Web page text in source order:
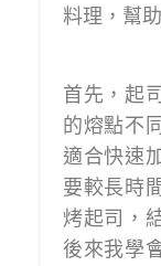
料理，幫
首先，起
的熔點不
適合快速
要較長時
烤起司，
後來我學